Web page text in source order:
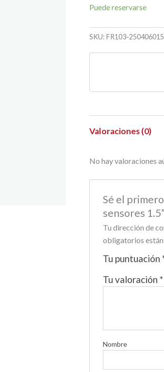
Puede reservarse
SKU: FR103-250406015
Valoraciones (0)
No hay valoraciones
Sé el
sensores 1.5”
Tu dirección de
obligatorios
Tu puntuación
Tu valoración *
Nombre